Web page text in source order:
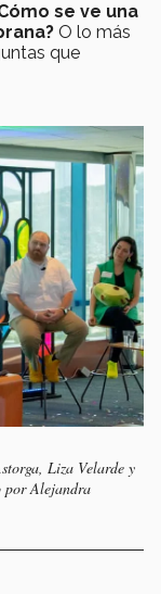
se ve una
O lo más
que
Liza Velarde y
por Alejandra